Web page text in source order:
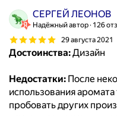
СЕРГЕЙ ЛЕОНОВ
Надёжный автор 126
29 августа 2021
Достоинства:Дизайн
Недостатки: После
использования
пробовать других